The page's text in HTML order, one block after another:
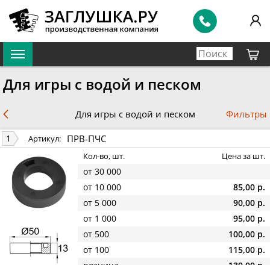
Для игры с водой и песком
Для игры с водой и песком Фильтры
1 Артикул: ПРВ-ПЧС
Кол-во, шт. Цена за шт.
от 30 000
от 10 000
85,00 р.
от 5 000
90,00 р.
от 1 000
95,00 р.
от 500
100,00 р.
от 100
115,00 р.